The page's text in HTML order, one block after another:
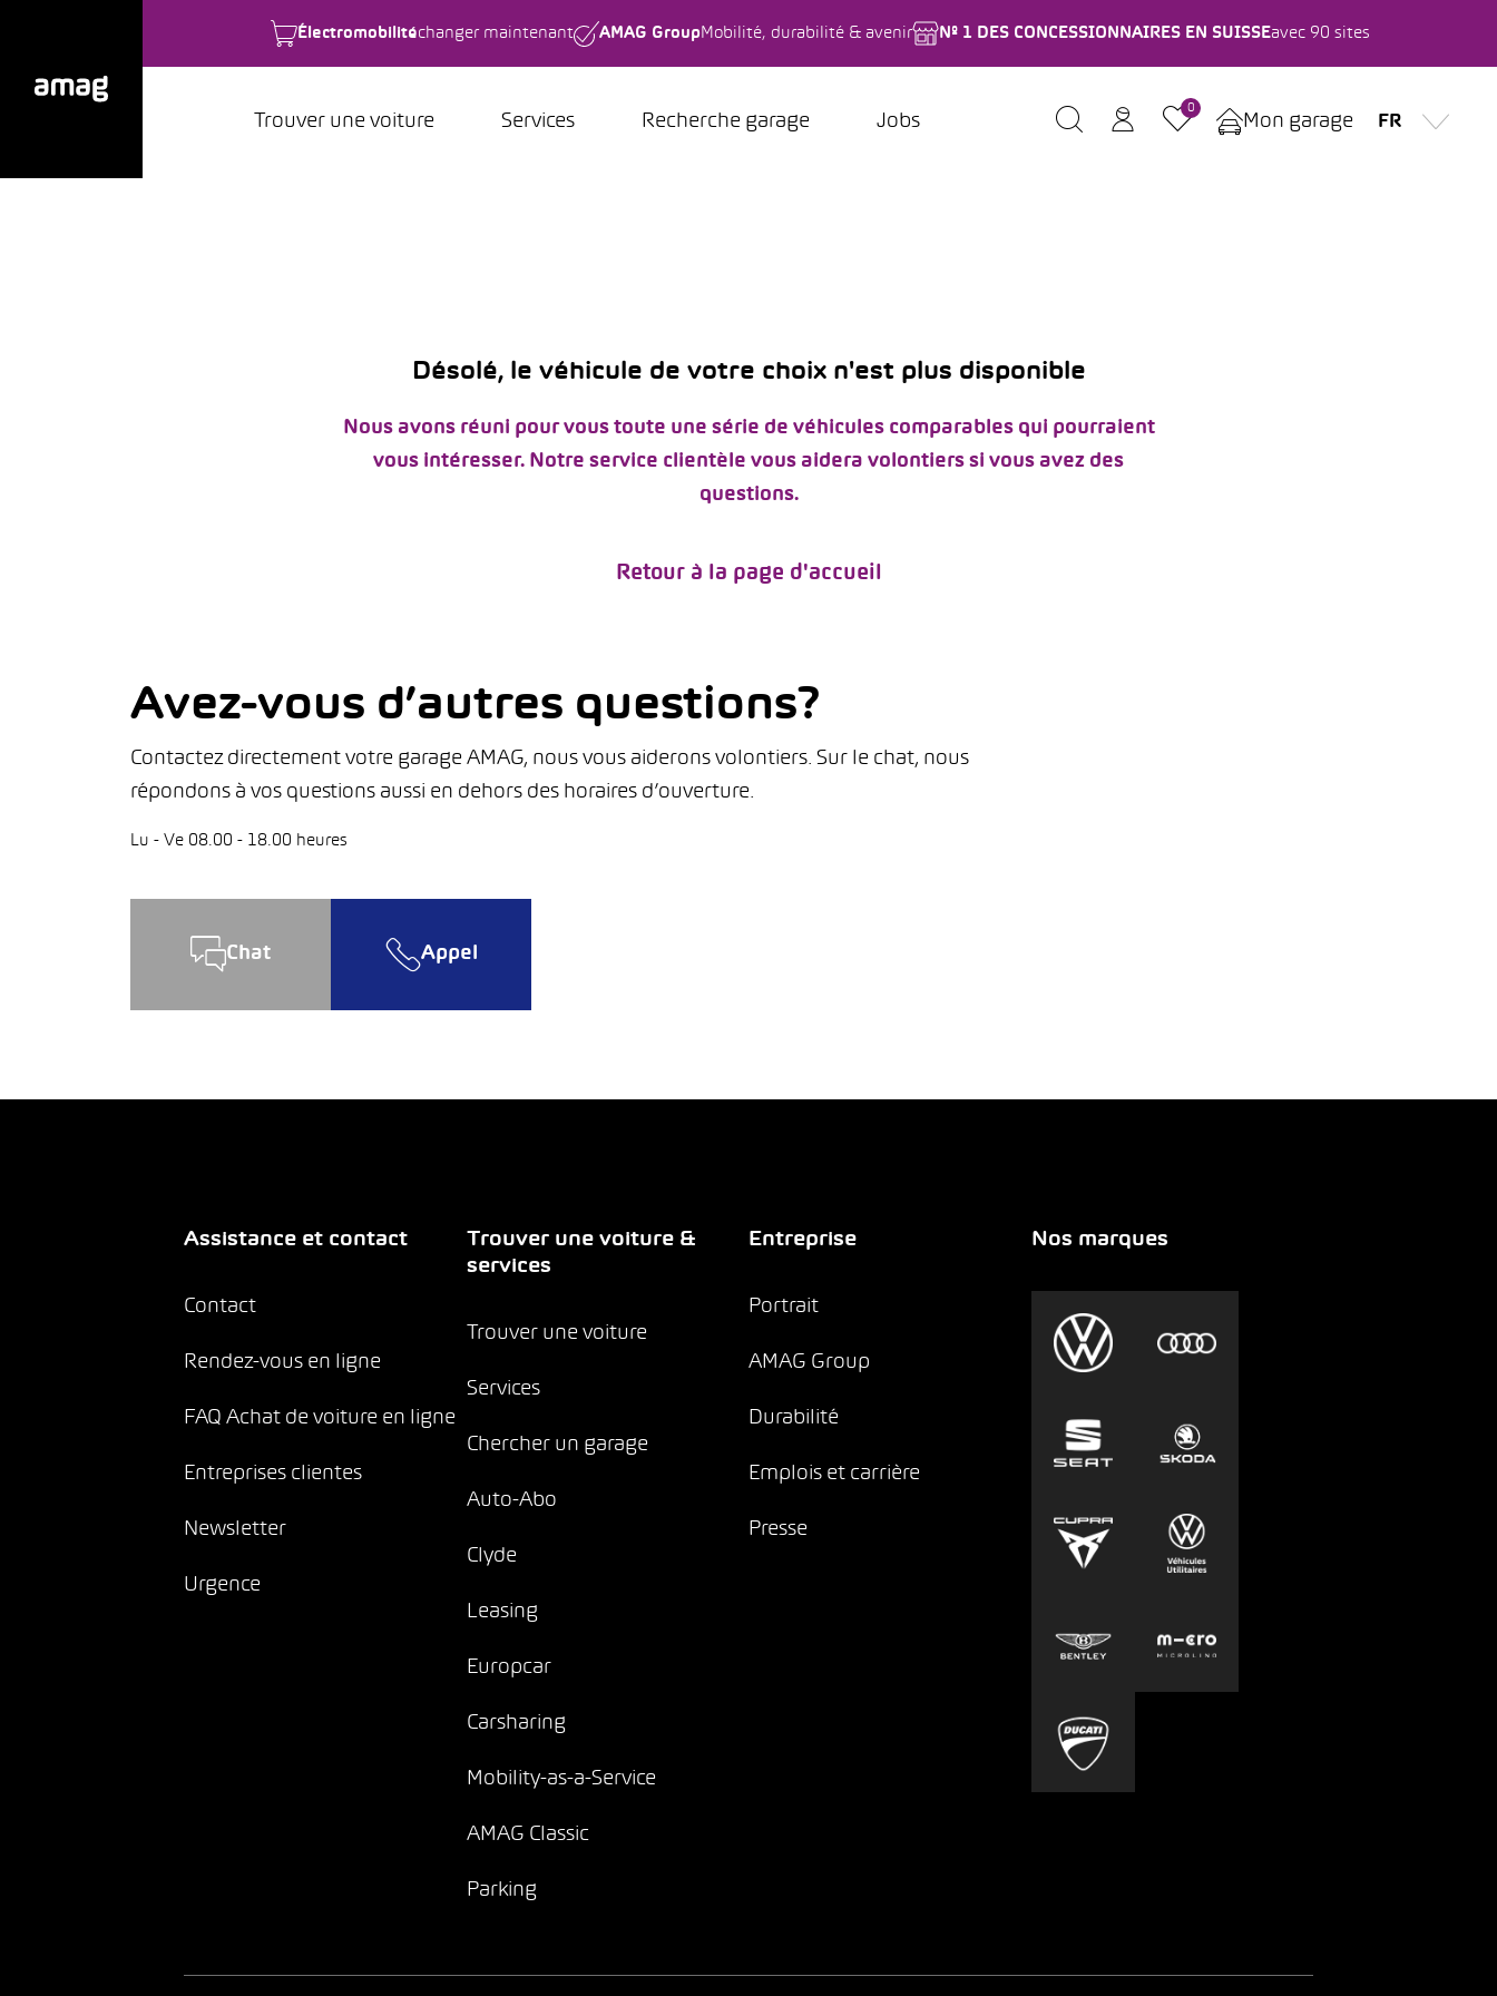
Électromobilitéchanger maintenant AMAG Group Mobilité, durabilité & avenir Nº 1 DES CONCESSIONNAIRES EN SUISSEavec 90 sites
Trouver une voiture Services Recherche garage Jobs
0
Mon garage FR
Désolé, le véhicule de votre choix n'est plus disponible
Nous avons réuni pour vous toute une série de véhicules comparables qui pourraient
vous intéresser. Notre service clientèle vous aidera volontiers si vous avez des
questions.
Retour à la page d'accueil
Avez-vous d’autres questions?
Contactez directement votre garage AMAG, nous vous aiderons volontiers. Sur le chat, nous
répondons à vos questions aussi en dehors des horaires d’ouverture.
Lu - Ve 08.00 - 18.00 heures
Chat Appel
Assistance et contact
Contact
Rendez-vous en ligne
FAQ Achat de voiture en ligne
Entreprises clientes
Newsletter
Urgence
Trouver une voiture &
services
Trouver une voiture
Services
Chercher un garage
Auto-Abo
Clyde
Leasing
Europcar
Carsharing
Mobility-as-a-Service
AMAG Classic
Parking
Entreprise
Portrait
AMAG Group
Durabilité
Emplois et carrière
Presse
Nos marques